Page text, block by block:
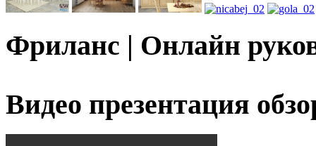
Фриланс | Онлайн
Видео презентация